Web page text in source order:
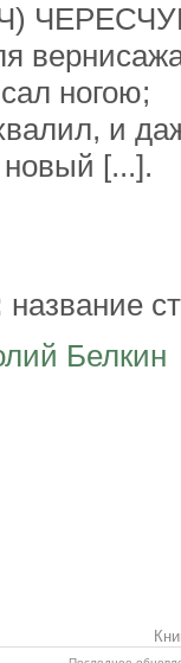
ногою;
и
[...].
название
Белкин